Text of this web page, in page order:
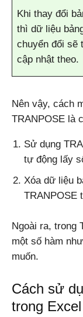
Khi thay đổi
thì dữ liệu
chuyển đổi sẽ
cập nhật theo.
Nên vậy, cách
TRANPOSE là
Sử dụng
tự động lấy
Xóa dữ liệu
TRANPOSE
Ngoài ra, trong
một số hàm
muốn.
Cách sử
trong Excel